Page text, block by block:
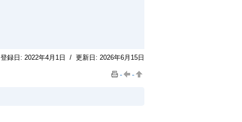
登録日: 2022年4月1日 / 更新日: 2026年6月15日